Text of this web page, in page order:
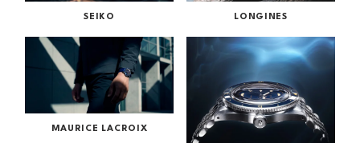
SEIKO LONGINES
MAURICE LACROIX